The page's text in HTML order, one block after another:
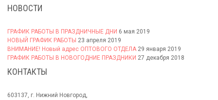
НОВОСТИ
ГРАФИК РАБОТЫ В ПРАЗДНИЧНЫЕ ДНИ 6 мая 2019
НОВЫЙ ГРАФИК РАБОТЫ 23 апреля 2019
ВНИМАНИЕ! Новый адрес ОПТОВОГО ОТДЕЛА 29 января 2019
ГРАФИК РАБОТЫ В НОВОГОДНИЕ ПРАЗДНИКИ 27 декабря 2018
КОНТАКТЫ
603137, г. Нижний Новгород,